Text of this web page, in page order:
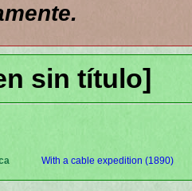
sin título]
With a cable expedition (1890)